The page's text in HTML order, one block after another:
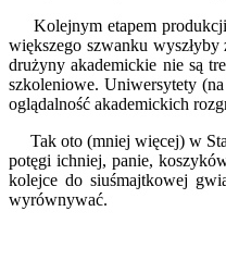
Kolejnym etapem produkcji
większego szwanku
drużyny akademickie nie są
szkoleniowe. Uniwersytety
oglądalność akademickich
Tak oto (mniej więcej) w
potęgi ichniej, panie,
kolejce do siuśmajtkowej
wyrównywać.